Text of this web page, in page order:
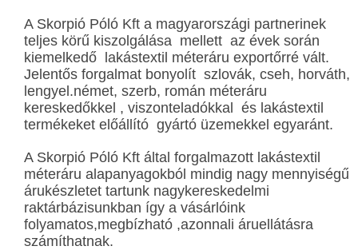
A Skorpió Póló Kft a magyarországi partnerinek
teljes körű kiszolgálása mellett az évek során
kiemelkedő lakástextil méteráru exportőrré vált.
Jelentős forgalmat bonyolít szlovák, cseh, horváth,
lengyel.német, szerb, román méteráru
kereskedőkkel , viszonteladókkal és lakástextil
termékeket előállító gyártó üzemekkel egyaránt.
A Skorpió Póló Kft által forgalmazott lakástextil
méteráru alapanyagokból mindig nagy mennyiségű
árukészletet tartunk nagykereskedelmi
raktárbázisunkban így a vásárlóink
folyamatos,megbízható ,azonnali áruellátásra
számíthatnak.